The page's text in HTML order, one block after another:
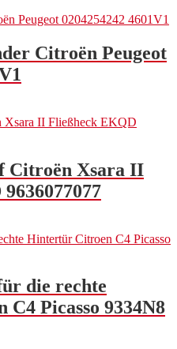
Citroën Peugeot
Citroën Xsara II
die rechte
Picasso 9334N8